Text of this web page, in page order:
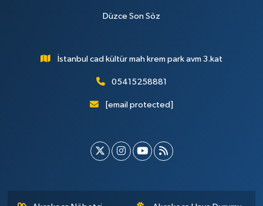
Düzce Son Söz
İstanbul cad kültür mah krem park avm 3.kat
05415258881
[email protected]